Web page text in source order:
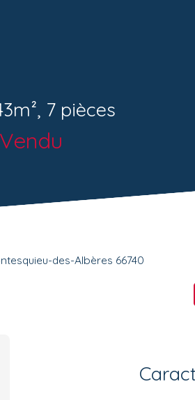
7 pièces
Vendu
des-Albères 66740